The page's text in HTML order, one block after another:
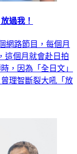
過我！
網路節目，每個月
這個月就會赴日拍
，因為「全日文」
理智斷裂大吼「放